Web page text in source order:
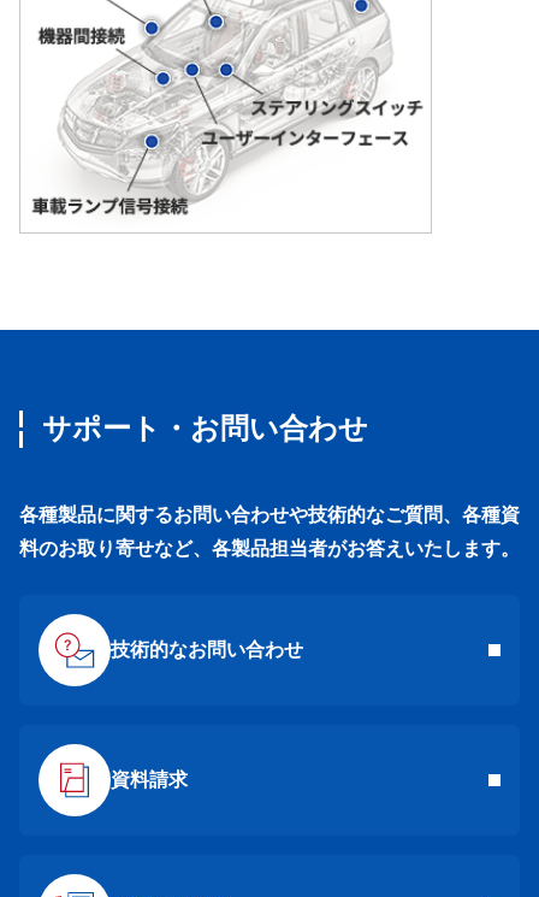
サポート・お問い合わせ
各種製品に関するお問い合わせや技術的なご質問、各種資
料のお取り寄せなど、各製品担当者がお答えいたします。
技術的なお問い合わせ
資料請求